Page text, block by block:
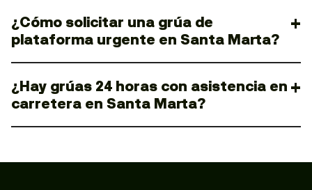
¿Cómo solicitar una grúa de
plataforma urgente en Santa Marta?
¿Hay grúas 24 horas con asistencia en
carretera en Santa Marta?